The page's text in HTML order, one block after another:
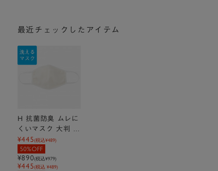
最近チェックしたアイテム
H 抗菌防臭 ムレに
くいマスク 大判 ア
イボリー 約20cm
×14cm
¥445(税込¥489)
50%OFF
¥890(税込¥979)
¥445(税込 ¥489)